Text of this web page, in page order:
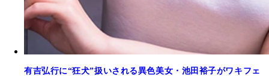
有吉弘行に“狂犬”扱いされる異色美女・池田裕子がワキフェ